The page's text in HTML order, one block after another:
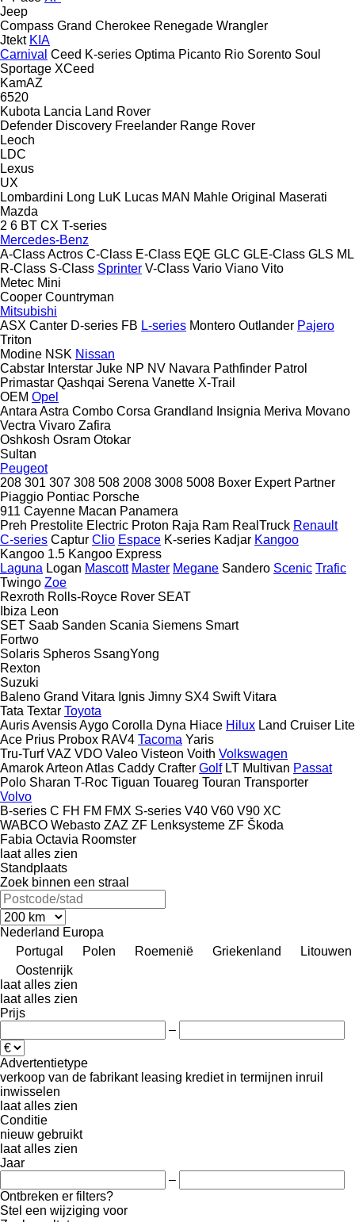
Jeep
Compass Grand Cherokee Renegade Wrangler
Jtekt KIA
Carnival Ceed K-series Optima Picanto Rio Sorento Soul
Sportage XCeed
KamAZ
6520
Kubota Lancia Land Rover
Defender Discovery Freelander Range Rover
Leoch
LDC
Lexus
UX
Lombardini Long LuK Lucas MAN Mahle Original
Maserati
Mazda
2 6 BT CX T-series
Mercedes-Benz
A-ClassActros C-Class E-Class EQE GLC GLE-Class GLS ML
R-Class S-Class Sprinter V-Class Vario Viano Vito
Metec Mini
Cooper Countryman
Mitsubishi
ASX Canter D-series FB L-series Montero Outlander Pajero
Triton
Modine NSK Nissan
Cabstar Interstar Juke NP NV Navara Pathfinder Patrol
Primastar Qashqai Serena Vanette X-Trail
OEM Opel
Antara Astra Combo Corsa Grandland Insignia Meriva Movano
Vectra Vivaro Zafira
Oshkosh Osram Otokar
Sultan
Peugeot
208 301 307 308 508 2008 3008 5008 Boxer Expert Partner
Piaggio Pontiac Porsche
911 Cayenne Macan Panamera
Preh Prestolite Electric Proton Raja Ram RealTruck Renault
C-series Captur Clio Espace K-series Kadjar Kangoo
Kangoo 1.5 Kangoo Express
Laguna Logan Mascott Master Megane Sandero Scenic Trafic
Twingo Zoe
Rexroth Rolls-Royce Rover SEAT
Ibiza Leon
SET Saab Sanden Scania Siemens Smart
Fortwo
Solaris Spheros SsangYong
Rexton
Suzuki
Baleno Grand Vitara Ignis Jimny SX4 Swift Vitara
Tata Textar Toyota
AurisAvensisAygo Corolla Dyna Hiace Hilux Land Cruiser Lite
Ace Prius Probox RAV4 Tacoma Yaris
Tru-Turf VAZ VDO Valeo Visteon Voith Volkswagen
AmarokArteon Atlas Caddy Crafter Golf LT Multivan Passat
Polo Sharan T-Roc Tiguan Touareg Touran Transporter
Volvo
B-series C FH FM FMX S-series V40 V60 V90 XC
WABCO Webasto ZAZ ZF Lenksysteme ZF Škoda
Fabia Octavia Roomster
laat alles zien
Standplaats
Zoek binnen een straal
Nederland Europa
Portugal
Polen Roemenië Griekenland
Litouwen
Oostenrijk
laat alles zien
laat alles zien
Prijs
–
Advertentietype
verkoop van de fabrikant leasing krediet in termijnen inruil
inwisselen
laat alles zien
Conditie
nieuw gebruikt
laat alles zien
Jaar
–
Ontbreken er filters?
Stel een wijziging voor